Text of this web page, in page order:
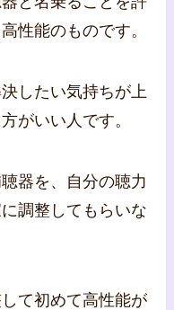
性能のものです。
したい気持ちが上
がいい人です。
器を、自分の聴力
調整してもらいな
て初めて高性能が